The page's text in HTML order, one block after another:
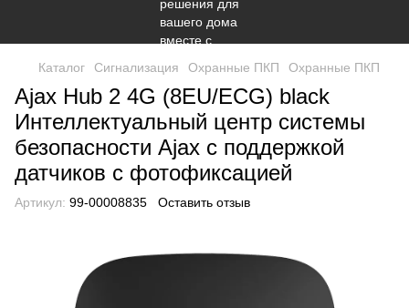
Каталог Сигнализация Охранные ПКП Охранные ПКП
Ajax Hub 2 4G (8EU/ECG) black
Интеллектуальный центр системы
безопасности Ajax с поддержкой
датчиков с фотофиксацией
Артикул: 99-00008835 Оставить отзыв